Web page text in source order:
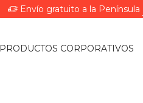
Envío gratuito a la Península
PRODUCTOS CORPORATIVOS